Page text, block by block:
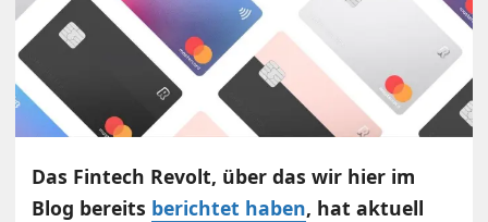
Das Fintech Revolt, über das wir hier im
Blog bereits berichtet haben, hat aktuell